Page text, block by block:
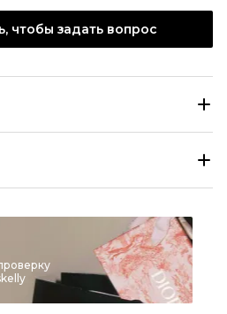
чтобы задать вопрос
Джемперы и свитеры
FABIANA FILIPPI
Шелк